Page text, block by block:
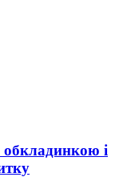
і